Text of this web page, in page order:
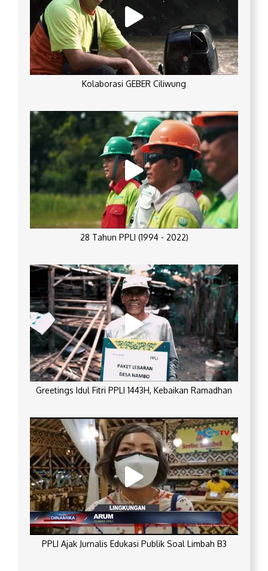
Kolaborasi GEBER Ciliwung
28 Tahun PPLI (1994 - 2022)
Greetings Idul Fitri PPLI 1443H, Kebaikan Ramadhan
PPLI Ajak Jurnalis Edukasi Publik Soal Limbah B3